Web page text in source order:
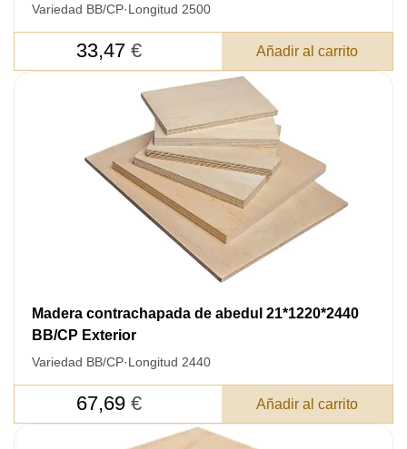
Variedad BB/CP·Longitud 2500
33,47 € Añadir al carrito
Madera contrachapada de abedul 21*1220*2440
BB/CP Exterior
Variedad BB/CP·Longitud 2440
67,69 € Añadir al carrito